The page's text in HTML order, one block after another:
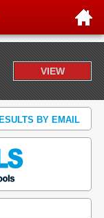
VIEW
BY EMAIL